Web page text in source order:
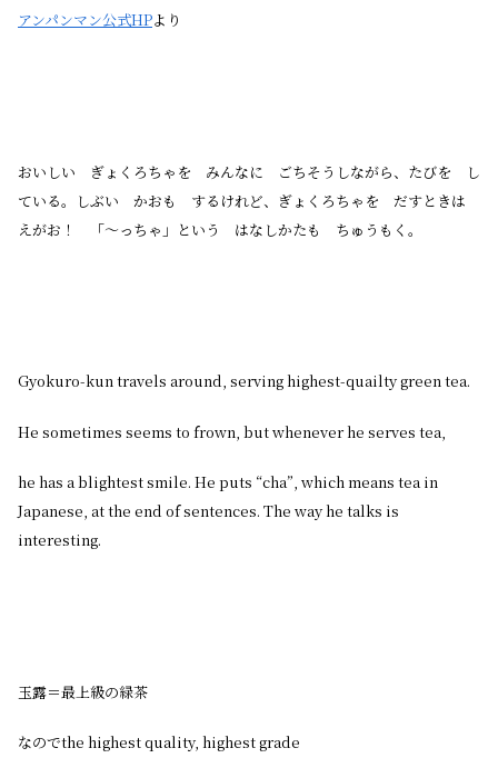
アンパンマン公式HPより
おいしい ぎょくろちゃを みんなに ごちそうしながら、たびを し
ている。しぶい かおも するけれど、ぎょくろちゃを だすときは
えがお！ 「～っちゃ」という はなしかたも ちゅうもく。
Gyokuro-kun travels around, serving highest-quailty green tea.
He sometimes seems to frown, but whenever he serves tea,
he has a blightest smile. He puts “cha”, which means tea in
Japanese, at the end of sentences. The way he talks is
interesting.
玉露＝最上級の緑茶
なのでthe highest quality, highest grade